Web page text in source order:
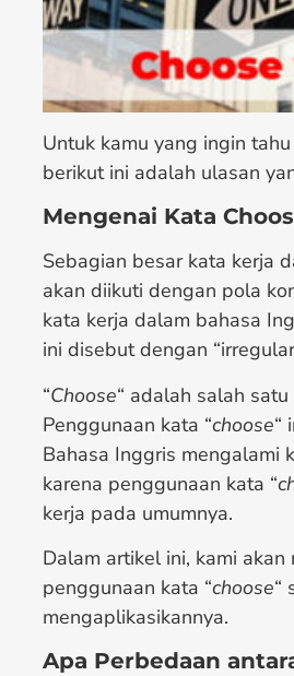
Untuk kamu yang ingin
berikut ini adalah ulasan
Mengenai Kata
Sebagian besar kata kerja
akan diikuti dengan pola
kata kerja dalam bahasa
ini disebut dengan
“Choose“ adalah salah
Penggunaan kata “choose“
Bahasa Inggris mengalami
karena penggunaan kata “
kerja pada umumnya.
Dalam artikel ini, kami
penggunaan kata “choose“
mengaplikasikannya.
Apa Perbedaan